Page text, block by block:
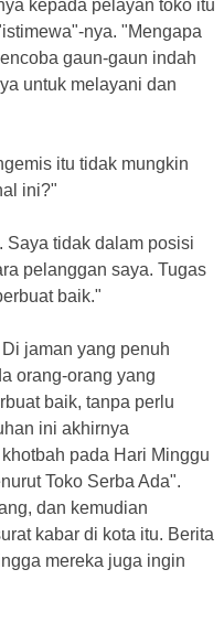
kepada pelayan toko itu
nya. "Mengapa
gaun-gaun indah
untuk melayani dan
itu tidak mungkin
ini?"
Saya tidak dalam posisi
pelanggan saya. Tugas
baik."
jaman yang penuh
orang-orang yang
baik, tanpa perlu
ini akhirnya
pada Hari Minggu
Toko Serba Ada".
dan kemudian
kabar di kota itu. Berita
mereka juga ingin